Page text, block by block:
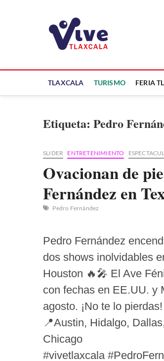
TLAXCALA TURISMO FERIA
Etiqueta: Pedro
SLIDER ENTRETENIMIENTO
Ovacionan de
Fernández en
Pedro Fernández
Pedro Fernández
dos shows inolvidables
Houston 🔥🎤 El Ave
con fechas en EE.UU. y
agosto. ¡No te lo pierdas!
📍Austin, Hidalgo,
Chicago
#vivetlaxcala